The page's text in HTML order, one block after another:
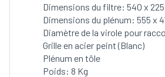
Dimensions du filtre: 540 x 225
Dimensions du plénum: 555 x
Diamètre de la virole pour
Grille en acier peint (Blanc)
Plénum en tôle
Poids: 8 Kg